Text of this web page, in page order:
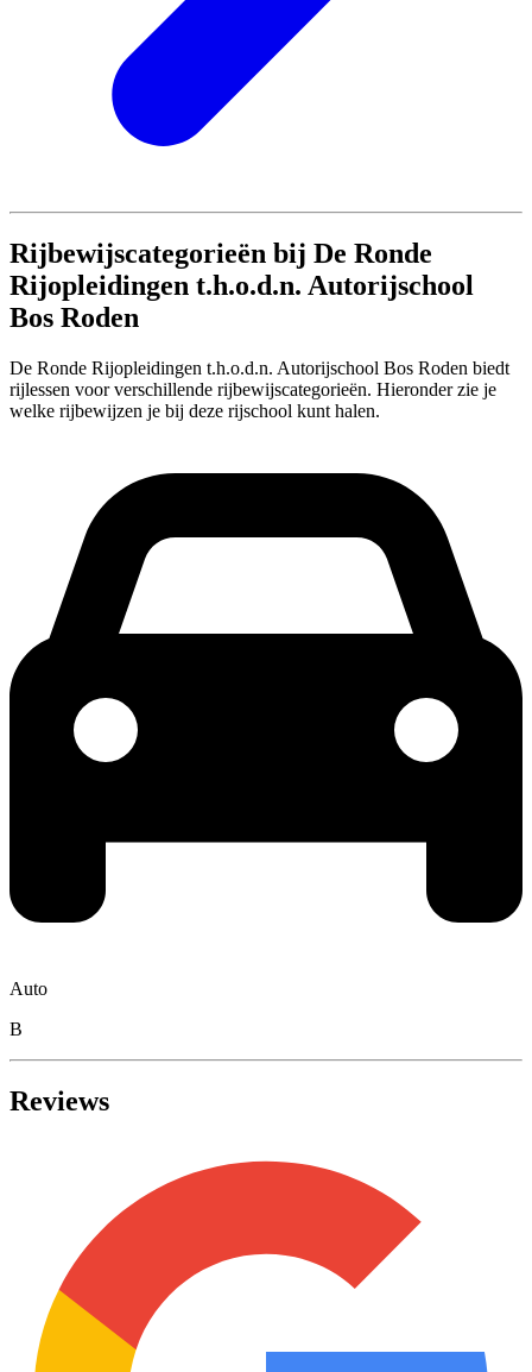
Rijbewijscategorieën bij De Ronde
Rijopleidingen t.h.o.d.n. Autorijschool
Bos Roden
De Ronde Rijopleidingen t.h.o.d.n. Autorijschool Bos Roden biedt
rijlessen voor verschillende rijbewijscategorieën. Hieronder zie je
welke rijbewijzen je bij deze rijschool kunt halen.
Auto
B
Reviews